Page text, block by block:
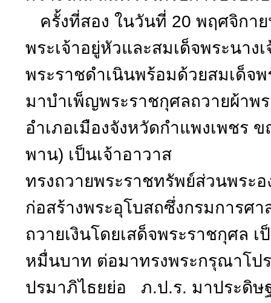
ครั้งที่สอง ในวันที่ 20 พฤศจิกา
พระเจ้าอยู่หัวและสมเด็จพระนาง
พระราชดำเนินพร้อมด้วยสมเด็จพ
มาบำเพ็ญพระราชกุศลถวายผ้าพ
อำเภอเมืองจังหวัดกำแพงเพชร
พาน) เป็นเจ้าอาวาส
ทรงถวายพระราชทรัพย์ส่วนพระ
ก่อสร้างพระอุโบสถซึ่งกรมการศ
ถวายเงินโดยเสด็จพระราชกุศล เ
หมื่นบาท ต่อมาทรงพระกรุณาโป
ปรมาภิไธยย่อ ภ.ป.ร. มาประดิ